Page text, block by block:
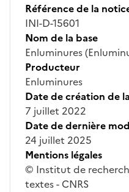
Référence de la
INI-D-15601
Nom de la base
Enluminures
Producteur
Enluminures
Date de création de
7 juillet 2022
Date de dernière
24 juillet 2025
Mentions légales
© Institut de
textes - CNRS